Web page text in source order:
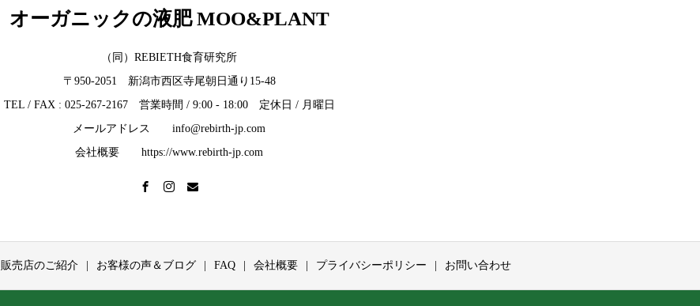
オーガニックの液肥 MOO&PLANT
（同）REBIETH食育研究所
〒950-2051 新潟市西区寺尾朝日通り15-48
TEL / FAX : 025-267-2167 営業時間 / 9:00 - 18:00 定休日 / 月曜日
メールアドレス info@rebirth-jp.com
会社概要 https://www.rebirth-jp.com
販売店のご紹介 お客様の声＆ブログ FAQ 会社概要 プライバシーポリシー お問い合わせ